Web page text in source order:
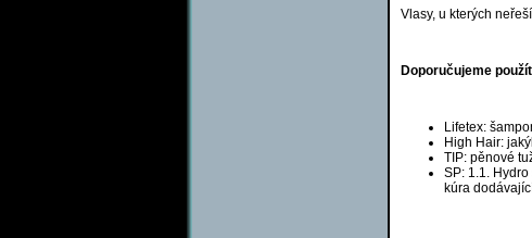
Vlasy, u kterých
Doporučujeme
Lifetex:
High Hair:
TIP: pěnové
SP: 1.1.
kúra